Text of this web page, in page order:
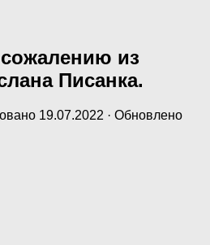
сожалению из
Писанка.
19.07.2022 · Обновлено